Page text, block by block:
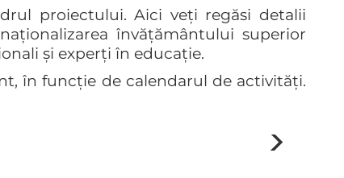
proiectului. Aici veți regăsi detalii
învățământului superior
și experți în educație.
în funcție de calendarul de activități.